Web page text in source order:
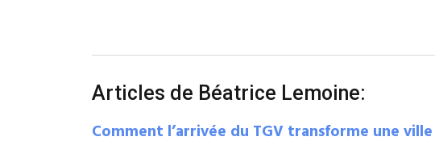
Articles de Béatrice Lemoine:
Comment l’arrivée du TGV transforme une